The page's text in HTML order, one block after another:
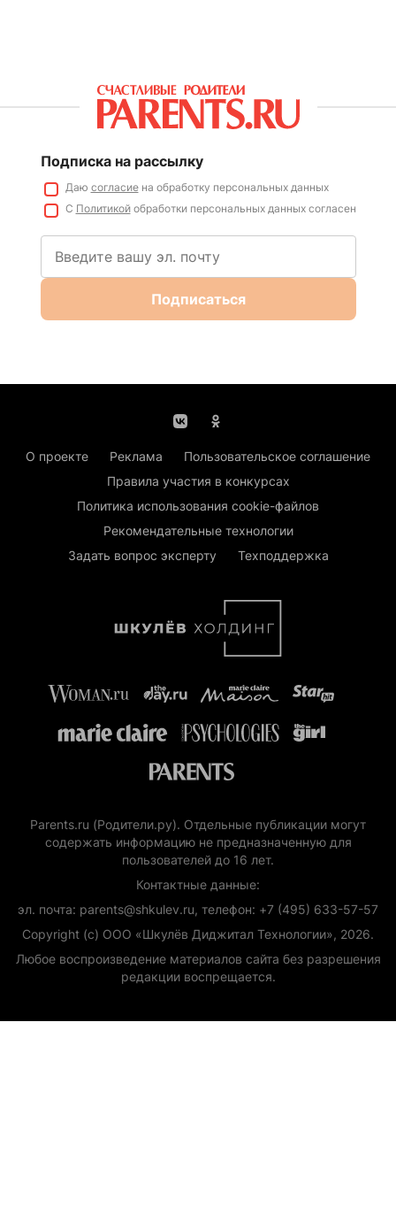
Подписка на рассылку
Даю согласиена обработку персональных данных
С Политикойобработки персональных данных согласен
Подписаться
О проекте Реклама
Пользовательское соглашение
Правила участия в конкурсах
Политика использования cookie-файлов
Рекомендательные технологии
Задать вопрос эксперту
Техподдержка
Parents.ru (Родители.ру). Отдельные публикации могут
содержать информацию не предназначенную для
пользователей до 16 лет.
Контактные данные:
эл. почта: parents@shkulev.ru, телефон: +7 (495) 633-57-57
Copyright (с) ООО «Шкулёв Диджитал Технологии», 2026.
Любое воспроизведение материалов сайта без разрешения
редакции воспрещается.